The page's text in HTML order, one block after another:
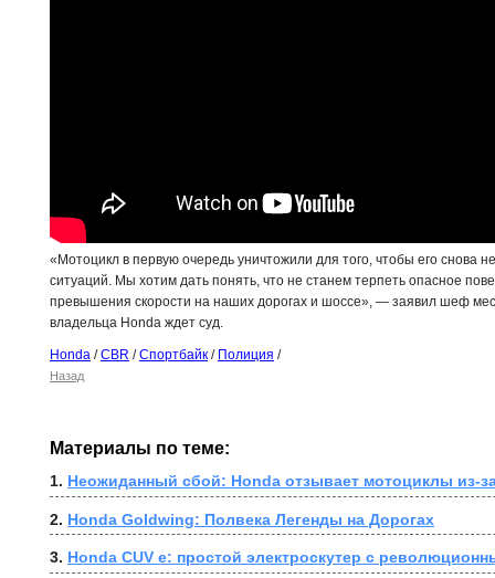
«Мотоцикл в первую очередь уничтожили для того, чтобы его снова
ситуаций. Мы хотим дать понять, что не станем терпеть опасное
превышения скорости на наших дорогах и шоссе», — заявил шеф
владельца Honda ждет суд.
Honda /CBR /Спортбайк / Полиция /
Назад
Материалы по теме:
1. Неожиданный сбой: Honda отзывает мотоциклы из-
2. Honda Goldwing: Полвека Легенды на Дорогах
3. Honda CUV e: простой электроскутер с